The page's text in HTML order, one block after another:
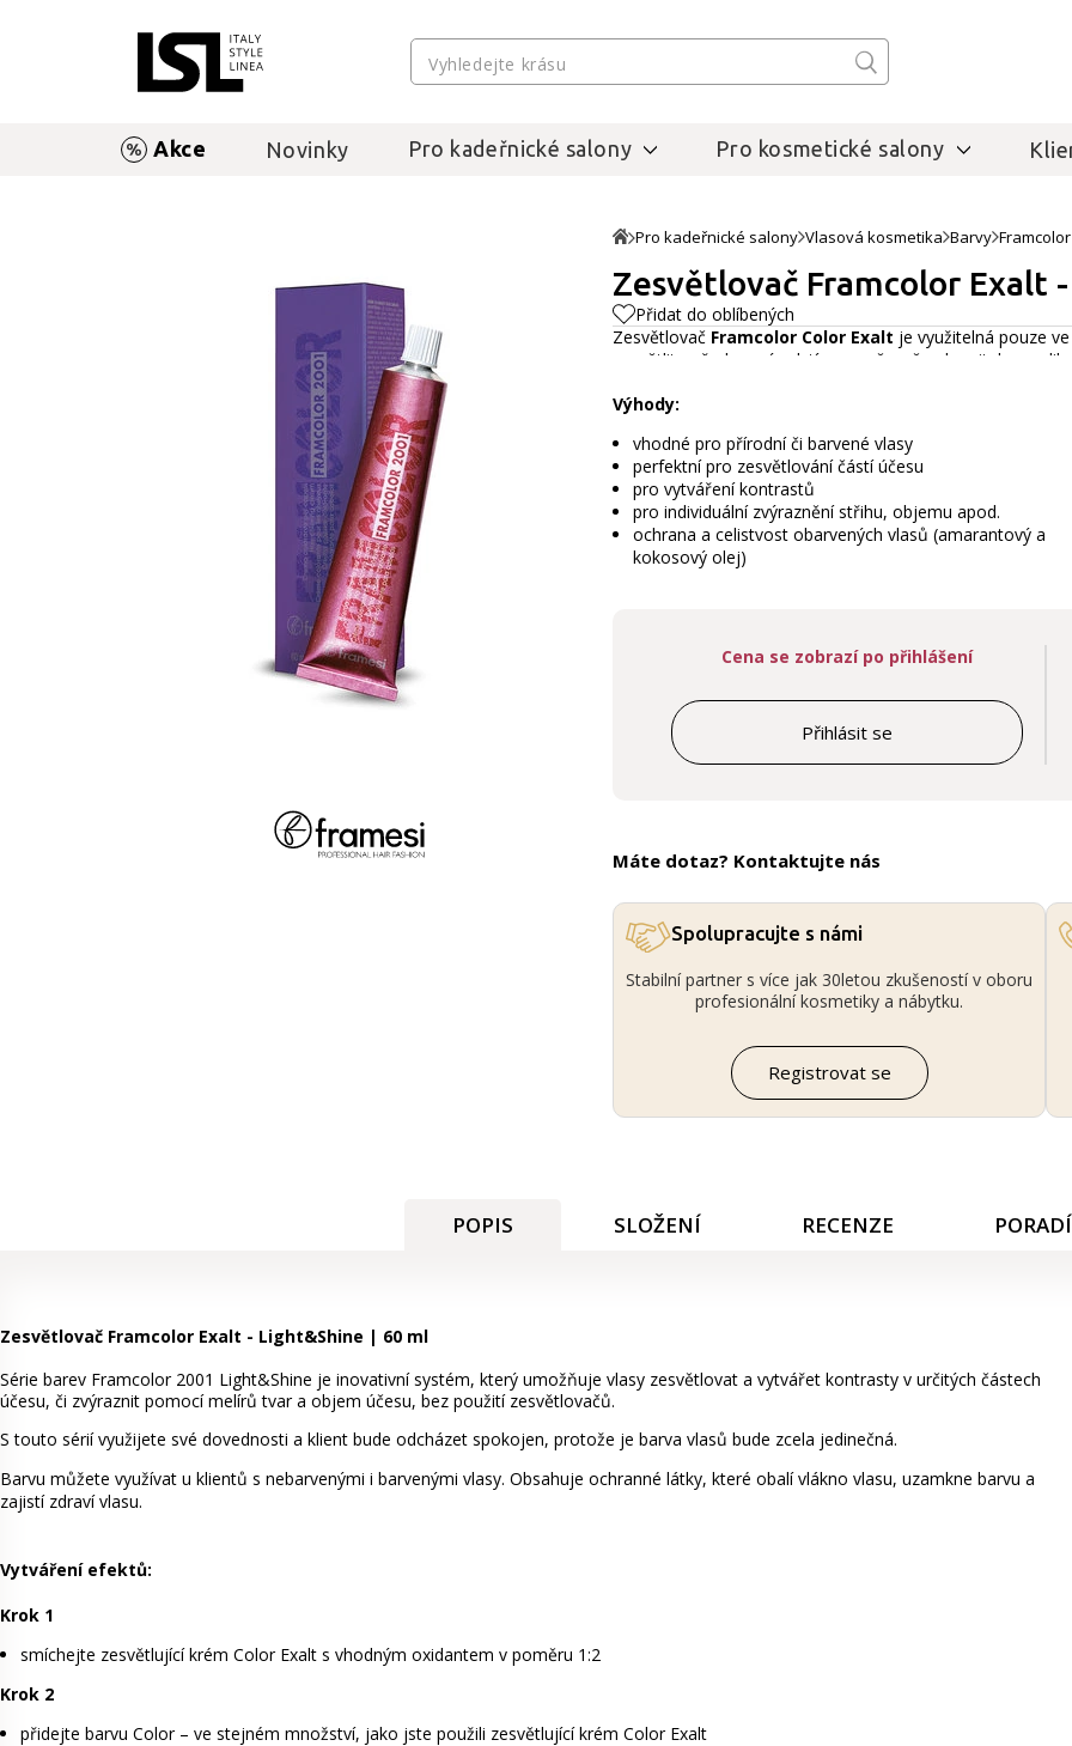
Akce Novinky Pro kadeřnické salony Pro kosmetické salony
Pro kadeřnické salony Vlasová kosmetika Barvy Framcolor
Zesvětlovač Framcolor Exalt
Přidat do oblíbených
Zesvětlovač Framcolor Color Exalt je využitelná pouze
zesvětlit požadovaný odstín a současně nabarvit, bez
Výhody:
vhodné pro přírodní či barvené vlasy
perfektní pro zesvětlování částí účesu
pro vytváření kontrastů
pro individuální zvýraznění střihu, objemu apod.
ochrana a celistvost obarvených vlasů (amarantový a
kokosový olej)
Cena se zobrazí po přihlášení
Přihlásit se
Máte dotaz? Kontaktujte nás
Spolupracujte s námi
Stabilní partner s více jak 30letou zkušeností v oboru
profesionální kosmetiky a nábytku.
Registrovat se
POPIS SLOŽENÍ RECENZE
Zesvětlovač Framcolor Exalt - Light&Shine | 60 ml
Série barev Framcolor 2001 Light&Shine je inovativní systém, který umožňuje vlasy zesvětlovat a vytvářet kontrasty v určitých částech
účesu, či zvýraznit pomocí melírů tvar a objem účesu, bez použití zesvětlovačů.
S touto sérií využijete své dovednosti a klient bude odcházet spokojen, protože je barva vlasů bude zcela jedinečná.
Barvu můžete využívat u klientů s nebarvenými i barvenými vlasy. Obsahuje ochranné látky, které obalí vlákno vlasu, uzamkne barvu a
zajistí zdraví vlasu.
Vytváření efektů:
Krok 1
smíchejte zesvětlující krém Color Exalt s vhodným oxidantem v poměru 1:2
Krok 2
přidejte barvu Color – ve stejném množství, jako jste použili zesvětlující krém Color Exalt